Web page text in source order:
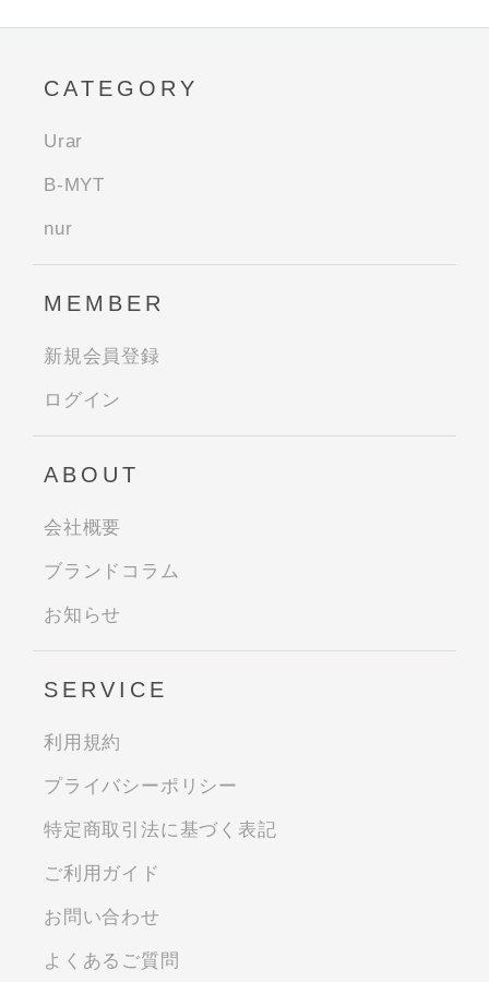
CATEGORY
Urar
B-MYT
nur
MEMBER
新規会員登録
ログイン
ABOUT
会社概要
ブランドコラム
お知らせ
SERVICE
利用規約
プライバシーポリシー
特定商取引法に基づく表記
ご利用ガイド
お問い合わせ
よくあるご質問